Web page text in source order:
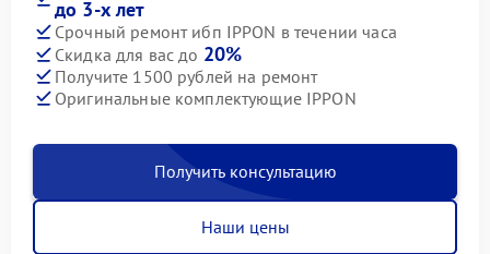
до 3-х лет
Срочный ремонт ибп IPPON в течении часа
Скидка для вас до 20%
Получите 1500 рублей на ремонт
Оригинальные комплектующие IPPON
Получить консультацию
Наши цены